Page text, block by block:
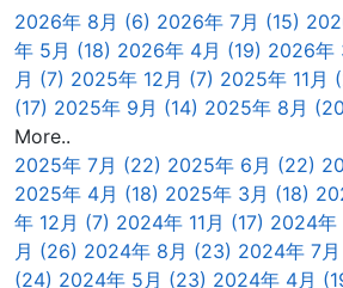
2026年 8月 (6) 2026年 7月 (15)
年 5月 (18) 2026年 4月 (19) 2026年
月 (7) 2025年 12月 (7) 2025年 11月
(17) 2025年 9月 (14) 2025年 8月
More..
2025年 7月 (22) 2025年 6月 (22)
2025年 4月 (18) 2025年 3月 (18)
年 12月 (7) 2024年 11月 (17) 2024年
月 (26) 2024年 8月 (23) 2024年 7
(24) 2024年 5月 (23) 2024年 4月